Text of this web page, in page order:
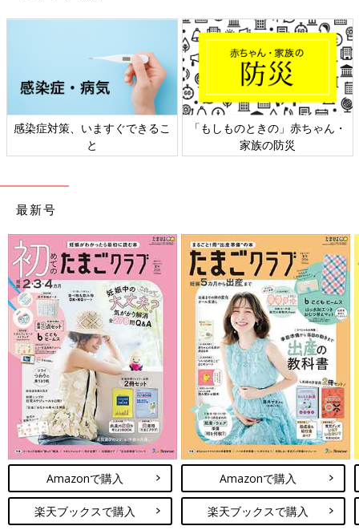
感染症対策、いますぐできるこ
と
「もしものときの」赤ちゃん・
家族の防災
最新号
Amazonで購入
楽天ブックスで購入
Amazonで購入
楽天ブックスで購入